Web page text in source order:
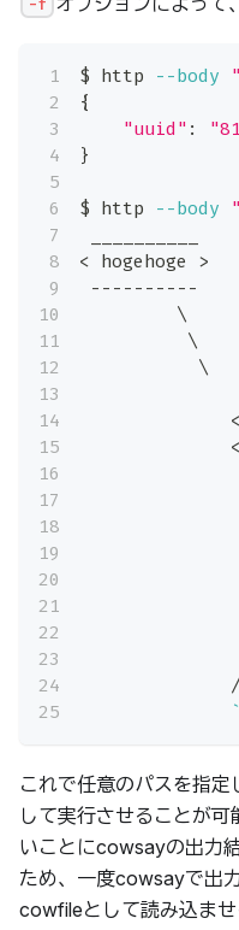
-f
$ http --body
{
"uuid" :
}
$ http --body
< hogehoge >
----------
\
\
\
<
<
`
これで任意のパスを指
して実行させることが
いことにcowsayの出力
ため、一度cowsayで出
cowfileとして読み込ま